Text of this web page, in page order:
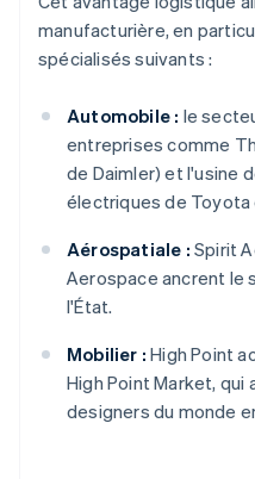
manufacturière, en
spécialisés suivants :
Automobile : le
entreprises comme
de Daimler) et l'usine
électriques de Toyota
Aérospatiale : Spirit
Aerospace ancrent le
l'État.
Mobilier : High Point
High Point Market,
designers du monde